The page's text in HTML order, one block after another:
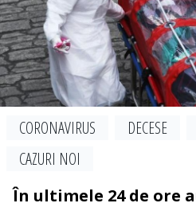
CORONAVIRUS DECESE
CAZURI NOI
În ultimele 24 de ore